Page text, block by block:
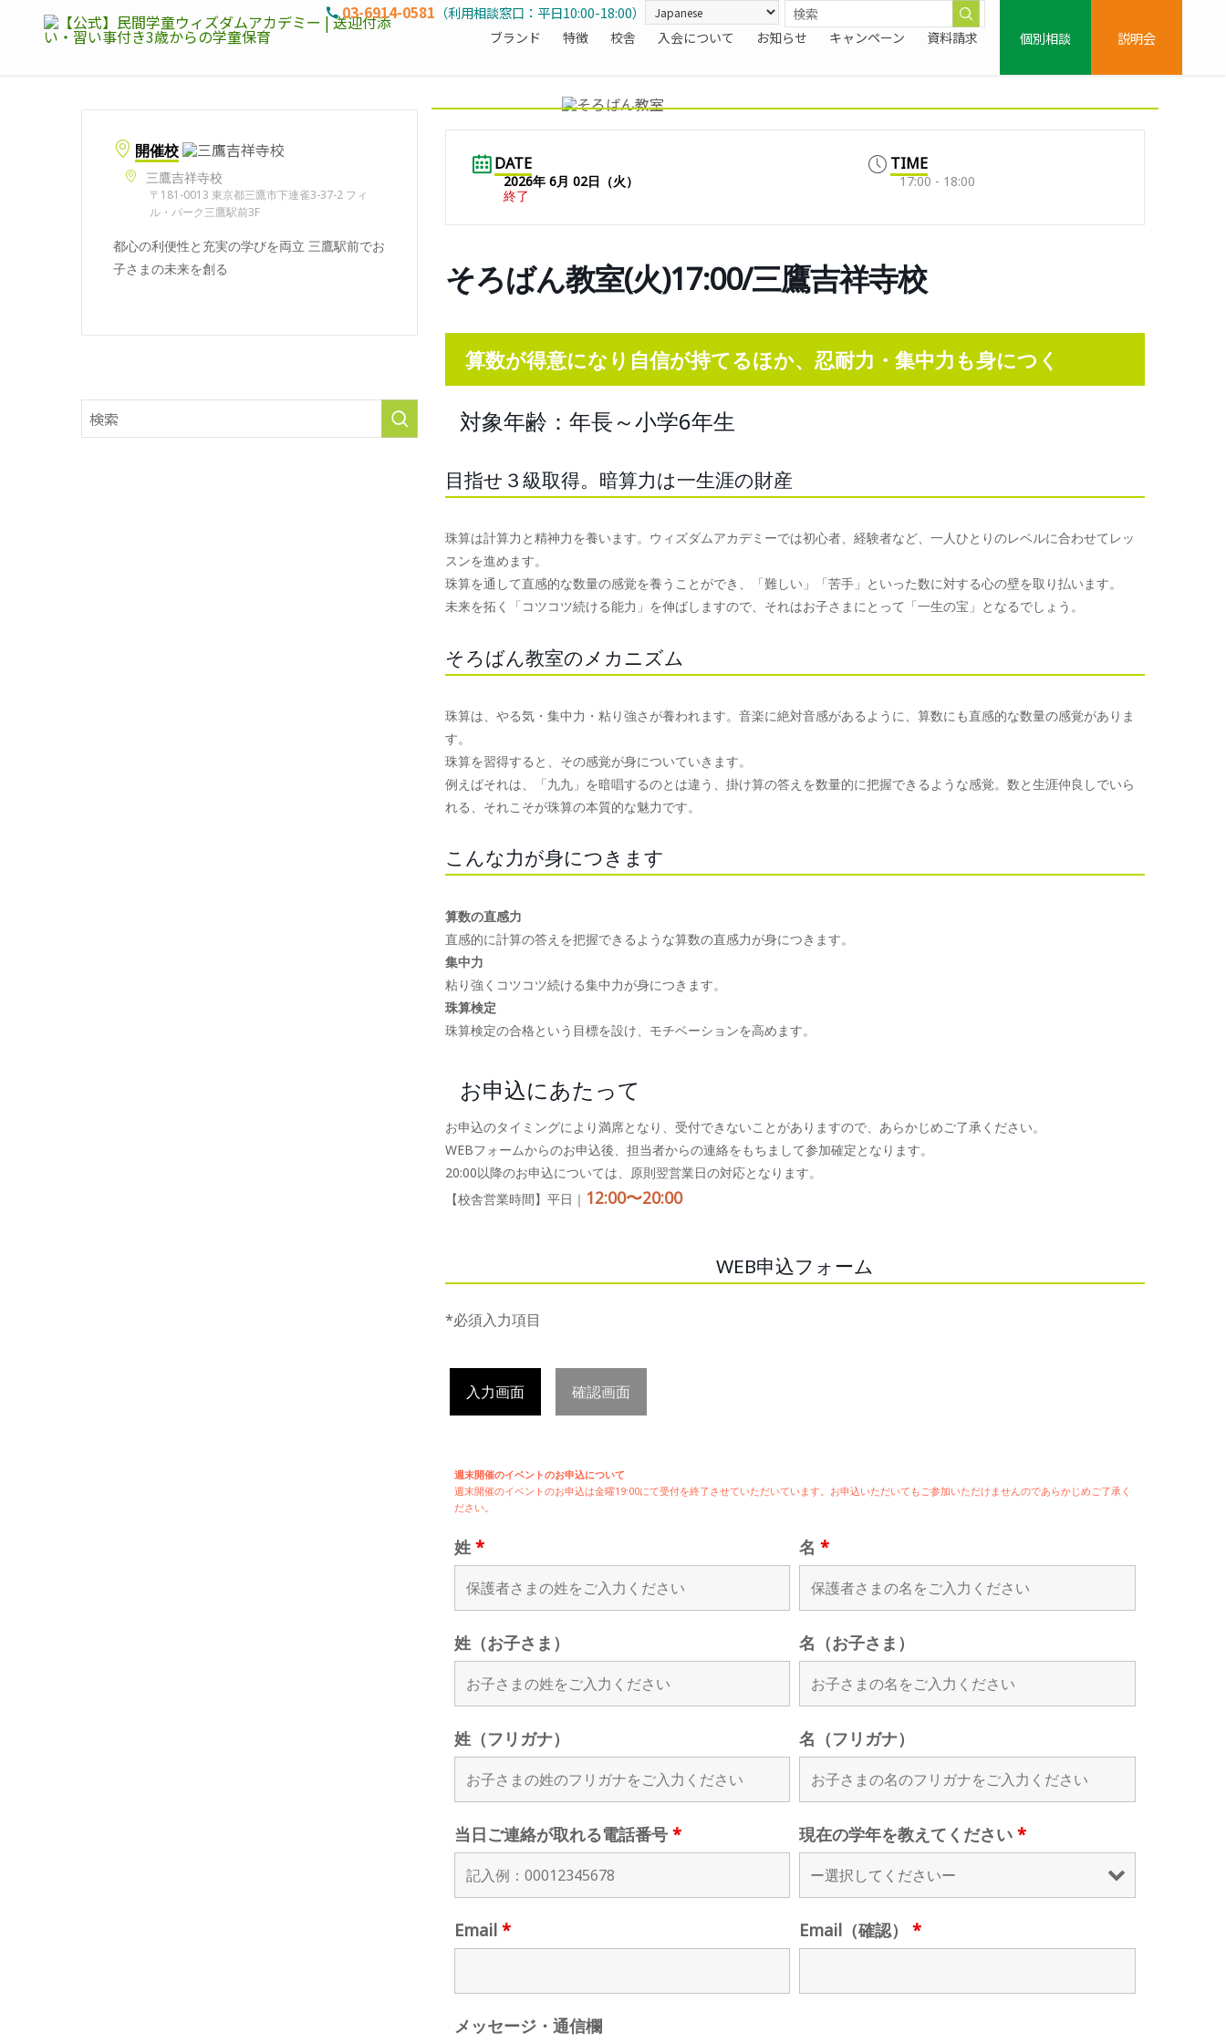
ブランド 特徴 校舎 入会について お知らせ キャンペーン 資料請求
03-6914-0581 （利用相談窓口：平日10:00-18:00）
個別相談
説明会
開催校
三鷹吉祥寺校
〒181-0013 東京都三鷹市下連雀3-37-2 フィ
ル・パーク三鷹駅前3F
都心の利便性と充実の学びを両立 三鷹駅前でお
子さまの未来を創る
DATE
2026年 6月 02日（火）
終了
TIME
17:00 - 18:00
そろばん教室(火)17:00/三鷹吉祥寺校
算数が得意になり自信が持てるほか、忍耐力・集中力も身につく
対象年齢：年長～小学6年生
目指せ３級取得。暗算力は一生涯の財産
珠算は計算力と精神力を養います。ウィズダムアカデミーでは初心者、経験者など、一人ひとりのレベルに合わせてレッ
スンを進めます。
珠算を通して直感的な数量の感覚を養うことができ、「難しい」「苦手」といった数に対する心の壁を取り払います。
未来を拓く「コツコツ続ける能力」を伸ばしますので、それはお子さまにとって「一生の宝」となるでしょう。
そろばん教室のメカニズム
珠算は、やる気・集中力・粘り強さが養われます。音楽に絶対音感があるように、算数にも直感的な数量の感覚がありま
す。
珠算を習得すると、その感覚が身についていきます。
例えばそれは、「九九」を暗唱するのとは違う、掛け算の答えを数量的に把握できるような感覚。数と生涯仲良しでいら
れる、それこそが珠算の本質的な魅力です。
こんな力が身につきます
算数の直感力
直感的に計算の答えを把握できるような算数の直感力が身につきます。
集中力
粘り強くコツコツ続ける集中力が身につきます。
珠算検定
珠算検定の合格という目標を設け、モチベーションを高めます。
お申込にあたって
お申込のタイミングにより満席となり、受付できないことがありますので、あらかじめご了承ください。
WEBフォームからのお申込後、担当者からの連絡をもちまして参加確定となります。
20:00以降のお申込については、原則翌営業日の対応となります。
【校舎営業時間】平日｜ 12:00〜20:00
WEB申込フォーム
*必須入力項目
入力画面 確認画面
週末開催のイベントのお申込について
週末開催のイベントのお申込は金曜19:00にて受付を終了させていただいています。お申込いただいてもご参加いただけませんのであらかじめご了承く
ださい。
姓 * 名*
姓（お子さま） 名（お子さま）
姓（フリガナ） 名（フリガナ）
当日ご連絡が取れる電話番号 * 現在の学年を教えてください*
Email * Email（確認）*
メッセージ・通信欄